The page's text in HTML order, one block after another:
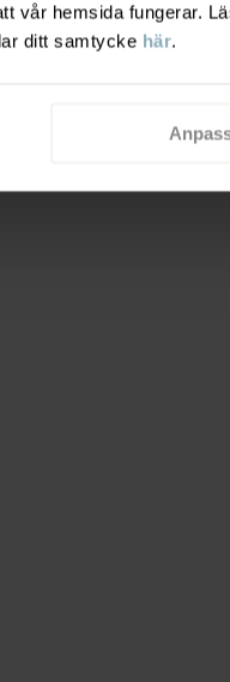
vår hemsida fungerar.
ditt samtycke här.